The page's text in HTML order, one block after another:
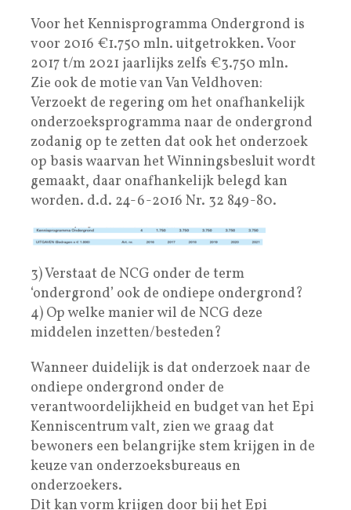
Voor het Kennisprogramma Ondergrond is
voor 2016 €1.750 mln. uitgetrokken. Voor
2017 t/m 2021 jaarlijks zelfs €3.750 mln.
Zie ook de motie van Van Veldhoven:
Verzoekt de regering om het onafhankelijk
onderzoeksprogramma naar de ondergrond
zodanig op te zetten dat ook het onderzoek
op basis waarvan het Winningsbesluit wordt
gemaakt, daar onafhankelijk belegd kan
worden. d.d. 24-6-2016 Nr. 32 849-80.
3) Verstaat de NCG onder de term
‘ondergrond’ ook de ondiepe ondergrond?
4) Op welke manier wil de NCG deze
middelen inzetten/besteden?
Wanneer duidelijk is dat onderzoek naar de
ondiepe ondergrond onder de
verantwoordelijkheid en budget van het Epi
Kenniscentrum valt, zien we graag dat
bewoners een belangrijke stem krijgen in de
keuze van onderzoeksbureaus en
onderzoekers.
Dit kan vorm krijgen door bij het Epi